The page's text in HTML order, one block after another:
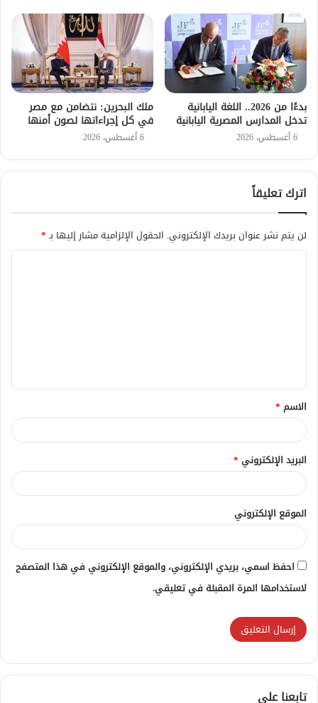
بدءًا من 2026.. اللغة اليابانية
تدخل المدارس المصرية اليابانية
6 أغسطس، 2026
ملك البحرين: نتضامن مع مصر
في كل إجراءاتها لصون أمنها
6 أغسطس، 2026
اترك تعليقاً
لن يتم نشر عنوان بريدك الإلكتروني. الحقول الإلزامية مشار إليها بـ*
ق
*
الاسم *
البريد الإلكتروني *
الموقع الإلكتروني
احفظ اسمي، بريدي الإلكتروني، والموقع الإلكتروني في هذا المتصفح
لاستخدامها المرة المقبلة في تعليقي.
تابعنا علي